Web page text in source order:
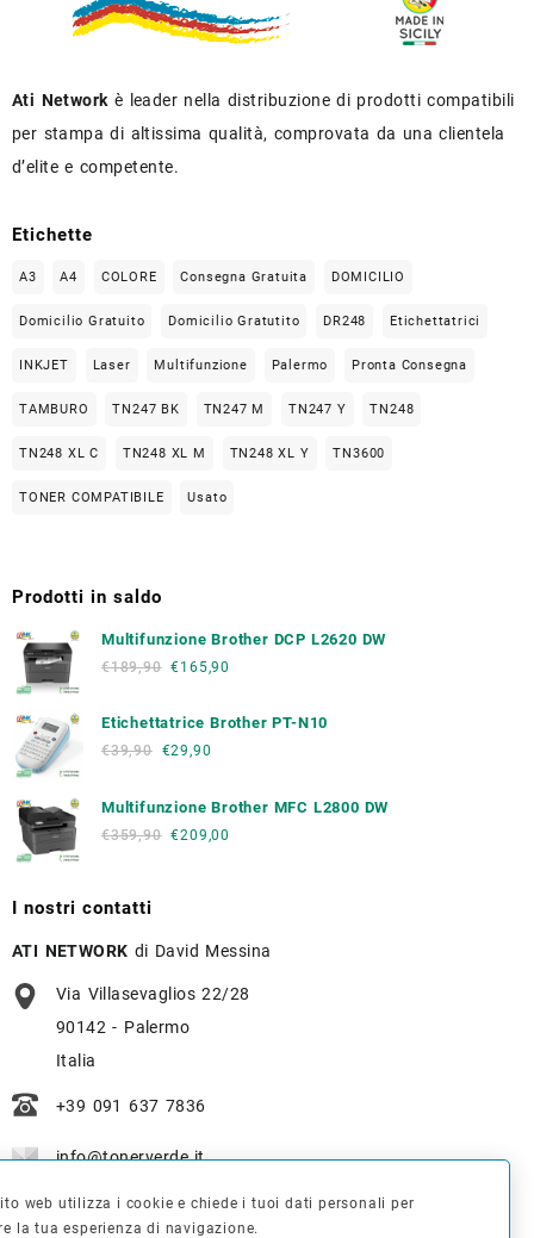
Ati Network è leader nella distribuzione di prodotti compatibili
per stampa di altissima qualità, comprovata da una clientela
d’elite e competente.
Etichette
A3 A4 COLORE Consegna Gratuita DOMICILIO
Domicilio Gratuito Domicilio Gratutito DR248 Etichettatrici
INKJET Laser Multifunzione Palermo Pronta Consegna
TAMBURO TN247 BK TN247 M TN247 Y TN248
TN248 XL C TN248 XL M TN248 XL Y TN3600
TONER COMPATIBILE Usato
Prodotti in saldo
Multifunzione Brother DCP L2620 DW
€189,90 €165,90
Etichettatrice Brother PT-N10
€39,90 €29,90
Multifunzione Brother MFC L2800 DW
€359,90 €209,00
I nostri contatti
ATI NETWORK di David Messina
Via Villasevaglios 22/28
90142 - Palermo
Italia
+39 091 637 7836
info@tonerverde.it
WhatsApp: +39 375 723 3386
web utilizza i cookie e chiede i tuoi dati personali per
la tua esperienza di navigazione.